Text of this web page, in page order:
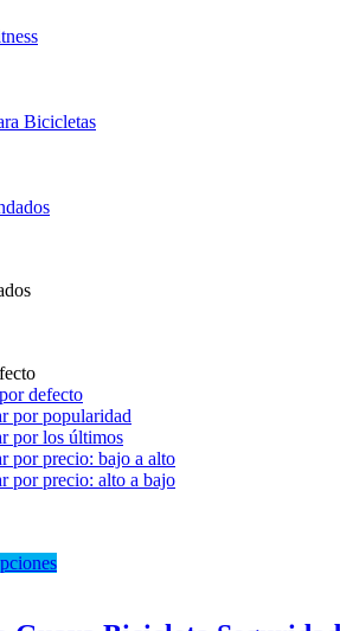
Bicicletas
defecto
por popularidad
por los últimos
por precio: bajo a alto
por precio: alto a bajo